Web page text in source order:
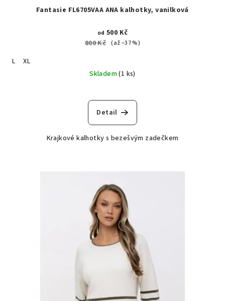
Fantasie FL6705VAA ANA kalhotky, vanilková
od 500 Kč
800 Kč (až –37 %)
L
XL
Skladem(1 ks)
Detail
Krajkové kalhotky s bezešvým zadečkem